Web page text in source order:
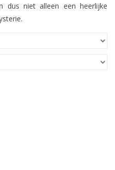
dus niet alleen een heerlijke